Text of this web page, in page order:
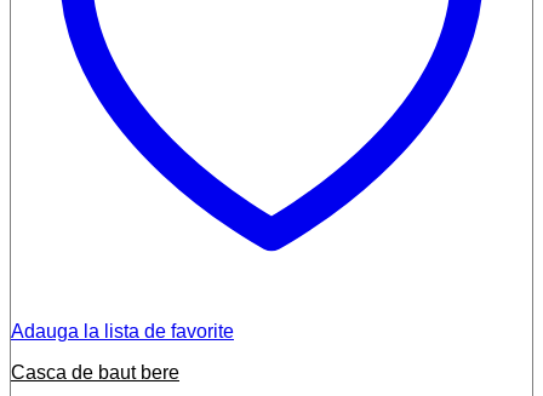
Adauga la lista de favorite
Casca de baut bere